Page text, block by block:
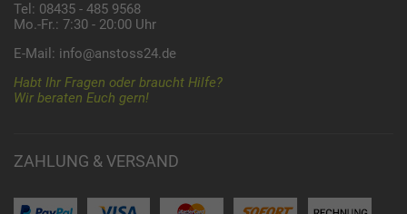
Tel: 08435 - 485 9568
Mo.-Fr.: 7:30 - 20:00 Uhr
E-Mail: info@anstoss24.de
Habt Ihr Fragen oder braucht Hilfe?
Wir beraten Euch gern!
ZAHLUNG & VERSAND